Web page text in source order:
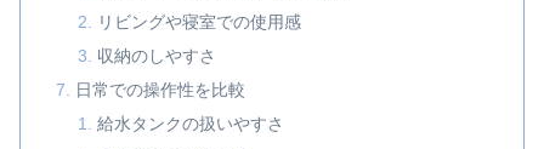
リビングや寝室での使用感
収納のしやすさ
日常での操作性を比較
給水タンクの扱いやすさ